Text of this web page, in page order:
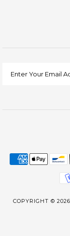
COPYRIGHT © 2026